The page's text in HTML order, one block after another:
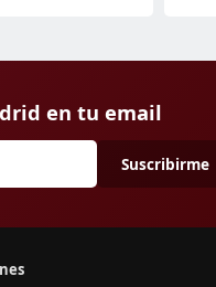
en tu email
Suscribirme